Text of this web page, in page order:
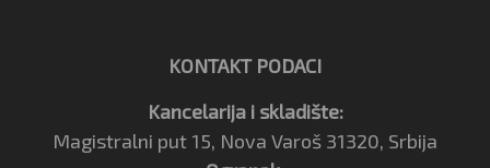
KONTAKT PODACI
Kancelarija i skladište:
Magistralni put 15, Nova Varoš 31320, Srbija